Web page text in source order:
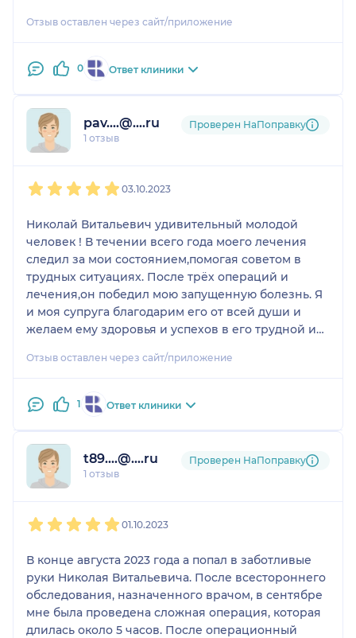
Отзыв оставлен через сайт/приложение
0 Ответ клиники
pav....@....ru
1 отзыв
Проверен НаПоправку
03.10.2023
Николай Витальевич удивительный молодой
человек ! В течении всего года моего лечения
следил за мои состоянием,помогая советом в
трудных ситуациях. После трёх операций и
лечения,он победил мою запущенную болезнь. Я
и моя супруга благодарим его от всей души и
желаем ему здоровья и успехов в его трудной и
Отзыв оставлен через сайт/приложение
1 Ответ клиники
t89....@....ru
1 отзыв
Проверен НаПоправку
01.10.2023
В конце августа 2023 года а попал в заботливые
руки Николая Витальевича. После всестороннего
обследования, назначенного врачом, в сентябре
мне была проведена сложная операция, которая
длилась около 5 часов. После операционный